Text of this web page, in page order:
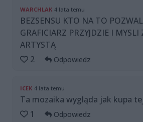
WARCHLAK 4 lata temu
BEZSENSU KTO NA TO
GRAFICIARZ PRZYJDZIE I MYSLI
ARTYSTĄ
2
Odpowiedz
ICEK 4 lata temu
Ta mozaika wygląda jak kupa
1
Odpowiedz